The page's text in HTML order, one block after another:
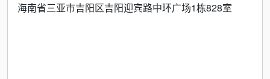
海南省三亚市吉阳区吉阳迎宾路中环广场1栋828室